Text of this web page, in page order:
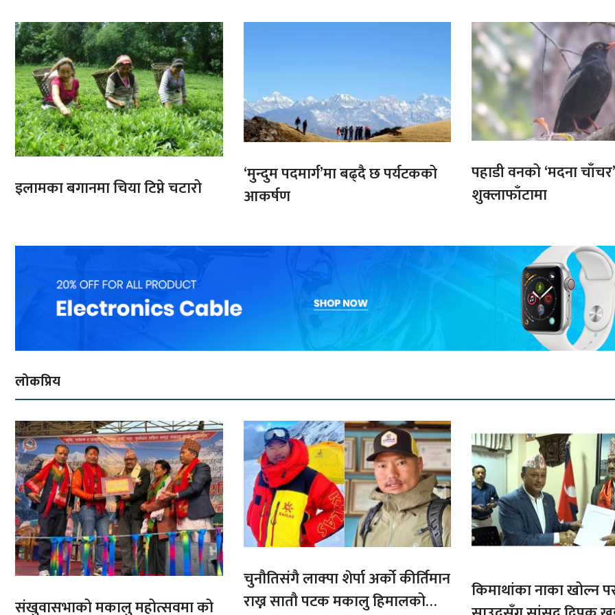
इलामका बगानमा चिया टिप्ने चटारो
‘मुन्दुम पदमार्ग’मा बढ्दै छ पर्यटकको
आकर्षण
पहाडी वनको ‘मदना चाँचर’
शुक्लाफाँटामा
लोकप्रिय
संखुवासभाको मकालु महोत्सवमा को
चुनौतिसंगै लाक्पा शेर्पा अर्को कीर्तिमान
राख्न सातौ पटक मकालु हिमालको
किमाथांका नाका खोल्न